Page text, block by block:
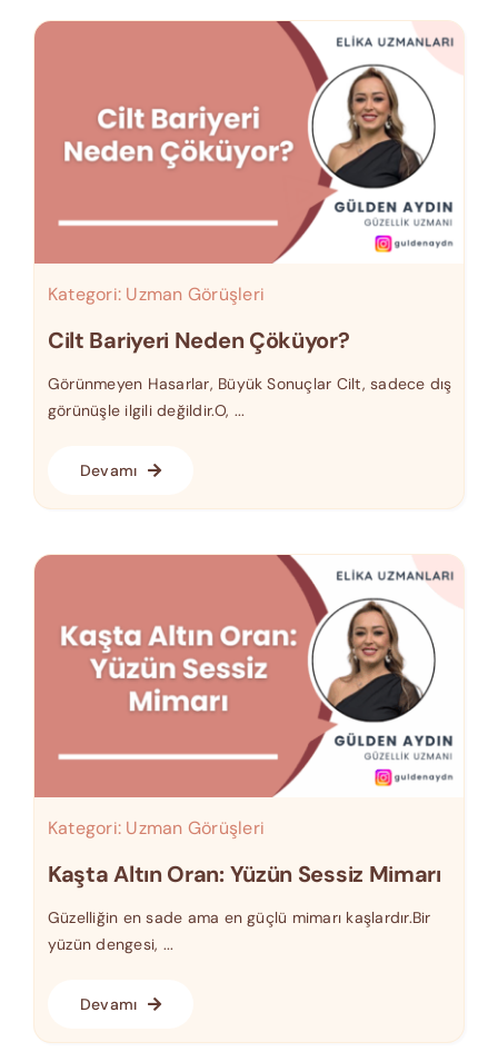
Kategori: Uzman Görüşleri
Cilt Bariyeri Neden Çöküyor?
Görünmeyen Hasarlar, Büyük Sonuçlar Cilt, sadece dış
görünüşle ilgili değildir.O, ...
Devamı
Kategori: Uzman Görüşleri
Kaşta Altın Oran: Yüzün Sessiz Mimarı
Güzelliğin en sade ama en güçlü mimarı kaşlardır.Bir
yüzün dengesi, ...
Devamı